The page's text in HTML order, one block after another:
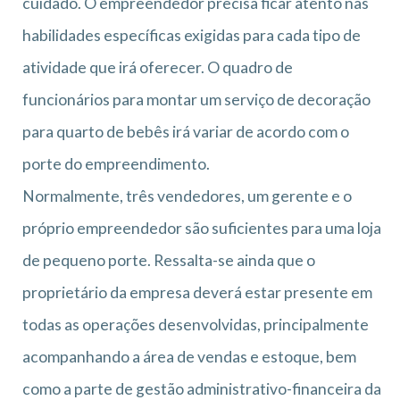
habilidades específicas exigidas para cada tipo de
atividade que irá oferecer. O quadro de
funcionários para montar um serviço de decoração
para quarto de bebês irá variar de acordo com o
porte do empreendimento.
Normalmente, três vendedores, um gerente e o
próprio empreendedor são suficientes para uma loja
de pequeno porte. Ressalta-se ainda que o
proprietário da empresa deverá estar presente em
todas as operações desenvolvidas, principalmente
acompanhando a área de vendas e estoque, bem
como a parte de gestão administrativo-financeira da